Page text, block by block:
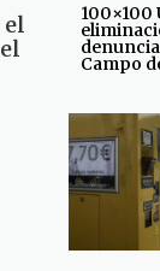
el
100×100
Campo